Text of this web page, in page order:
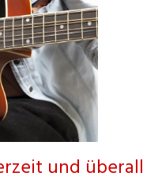
und überall